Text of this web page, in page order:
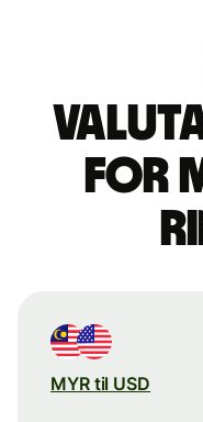
for
MYR til USD